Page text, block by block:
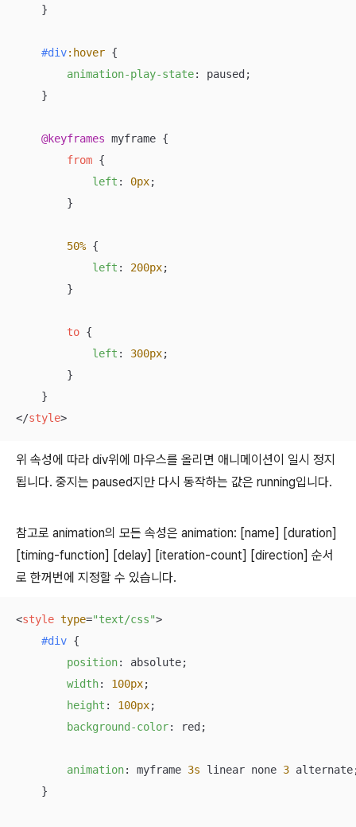
    }
#div:hover {
animation-play-state: paused;
    }
@keyframes myframe {
from {
left : 0px;
        }
50% {
left : 200px;
        }
to {
left : 300px;
        }
</style>
위 속성에 따라 div위에 마우스를 올리면 애니메이션이 일시 정지
됩니다. 중지는 paused지만 다시 동작하는 값은 running입니다.
참고로 animation의 모든 속성은 animation: [name] [duration]
[timing-function] [delay] [iteration-count] [direction] 순서
로 한꺼번에 지정할 수 있습니다.
<style type="text/css">
#div {
position: absolute;
width: 100px;
height : 100px;
background-color: red;
animation: myframe 3s linear none 3
    }